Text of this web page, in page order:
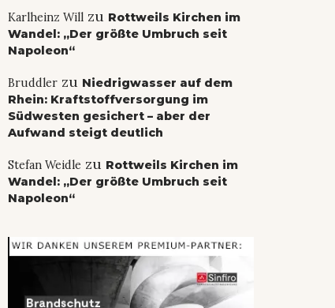
Karlheinz Willzu Rottweils Kirchen im
Wandel: „Der größte Umbruch seit
Napoleon“
Bruddlerzu Niedrigwasser auf dem
Rhein: Kraftstoffversorgung im
Südwesten gesichert – aber der
Aufwand steigt deutlich
Stefan Weidle zu Rottweils Kirchen im
Wandel: „Der größte Umbruch seit
Napoleon“